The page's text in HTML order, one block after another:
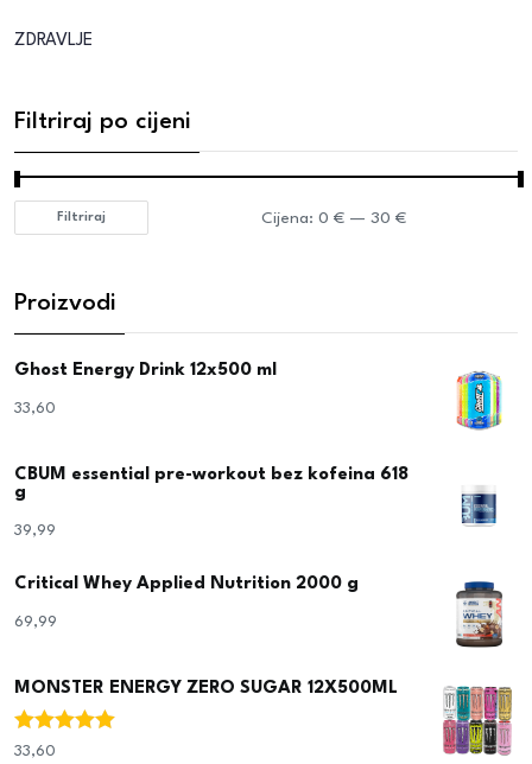
ZDRAVLJE
Filtriraj po cijeni
Filtriraj Cijena: 0 €— 30 €
Proizvodi
Ghost Energy Drink 12x500 ml
33,60
CBUM essential pre-workout bez kofeina 618
g
39,99
Critical Whey Applied Nutrition 2000 g
69,99
MONSTER ENERGY ZERO SUGAR 12X500ML
Ocjenjeno
33,60